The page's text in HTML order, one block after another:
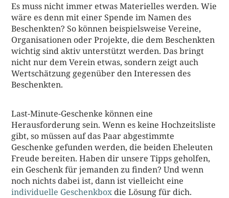
Es muss nicht immer etwas Materielles werden. Wie
wäre es denn mit einer Spende im Namen des
Beschenkten? So können beispielsweise Vereine,
Organisationen oder Projekte, die dem Beschenkten
wichtig sind aktiv unterstützt werden. Das bringt
nicht nur dem Verein etwas, sondern zeigt auch
Wertschätzung gegenüber den Interessen des
Beschenkten.
Last-Minute-Geschenke können eine
Herausforderung sein. Wenn es keine Hochzeitsliste
gibt, so müssen auf das Paar abgestimmte
Geschenke gefunden werden, die beiden Eheleuten
Freude bereiten. Haben dir unsere Tipps geholfen,
ein Geschenk für jemanden zu finden? Und wenn
noch nichts dabei ist, dann ist vielleicht eine
individuelle Geschenkbox die Lösung für dich.